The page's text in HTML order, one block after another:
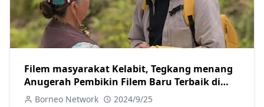
Filem masyarakat Kelabit, Tegkang menang
Anugerah Pembikin Filem Baru Terbaik di
London
Borneo Network 2024/9/25